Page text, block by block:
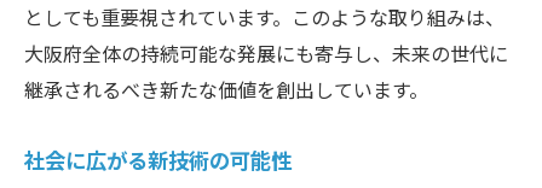
としても重要視されています。このような取り組みは、
大阪府全体の持続可能な発展にも寄与し、未来の世代に
継承されるべき新たな価値を創出しています。
社会に広がる新技術の可能性